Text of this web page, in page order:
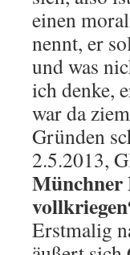
einen
nennt, er
und was
ich denke,
war da
Gründen
2.5.2013,
Münchner
Erstmalig